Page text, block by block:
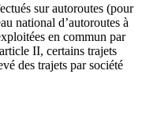
sur autoroutes (pour
national d’autoroutes à
en commun par
II, certains trajets
des trajets par société